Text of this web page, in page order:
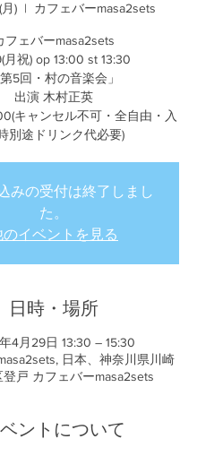
)
  |
カフェバーmasa2sets
フェバーmasa2sets
月祝) op 13:00 st 13:30
第5回・村の音楽会」
出演 木村正英
キャンセル不可・全自由・入
別途ドリンク代必要)
みの受付は終了しまし
た。
のイベントを見る
日時・場所
4月29日 13:30 – 15:30
日本、神奈川県川崎
戸 カフェバーmasa2sets
ントについて